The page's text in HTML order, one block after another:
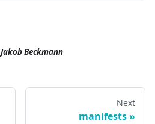
Jakob Beckmann
Next
manifests